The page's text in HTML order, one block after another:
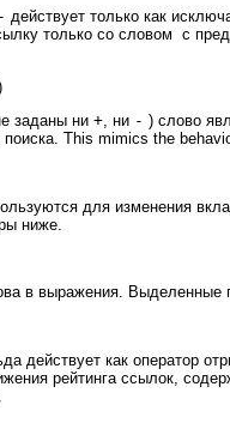
- действует только как
только со словом с
заданы ни + , ни - ) слово
This mimics the
для изменения
ниже.
в выражения. Выделенные
действует как оператор
рейтинга ссылок,